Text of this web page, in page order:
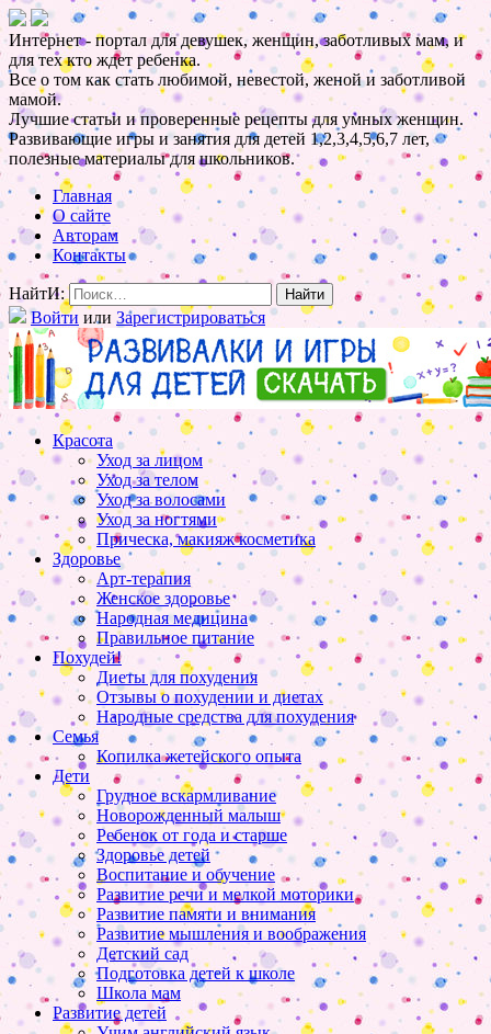
Интернет - портал для девушек, женщин, заботливых мам, и
для тех кто ждет ребенка.
Все о том как стать любимой, невестой, женой и заботливой
мамой.
Лучшие статьи и проверенные рецепты для умных женщин.
Развивающие игры и занятия для детей 1,2,3,4,5,6,7 лет,
полезные материалы для школьников.
Главная
О сайте
Авторам
Контакты
НайтИ:
Войти или Зарегистрироваться
Красота
Уход за лицом
Уход за телом
Уход за волосами
Уход за ногтями
Прическа, макияж косметика
Здоровье
Арт-терапия
Женское здоровье
Народная медицина
Правильное питание
Похудей!
Диеты для похудения
Отзывы о похудении и диетах
Народные средства для похудения
Семья
Копилка жетейского опыта
Дети
Грудное вскармливание
Новорожденный малыш
Ребенок от года и старше
Здоровье детей
Воспитание и обучение
Развитие речи и мелкой моторики
Развитие памяти и внимания
Развитие мышления и воображения
Детский сад
Подготовка детей к школе
Школа мам
Развитие детей